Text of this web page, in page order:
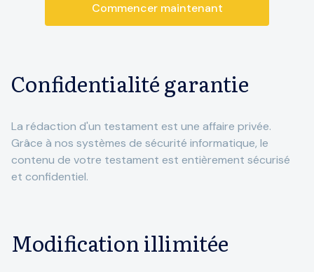
Commencer maintenant
Confidentialité garantie
La rédaction d'un testament est une affaire privée.
Grâce à nos systèmes de sécurité informatique, le
contenu de votre testament est entièrement sécurisé
et confidentiel.
Modification illimitée